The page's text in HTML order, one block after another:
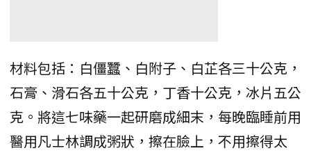
材料包括：白僵蠶、白附子、白芷各三十公克，
石膏、滑石各五十公克，丁香十公克，冰片五公
克。將這七味藥一起研磨成細末，每晚臨睡前用
醫用凡士林調成粥狀，擦在臉上，不用擦得太